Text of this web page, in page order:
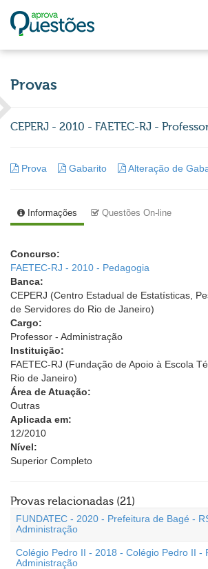
Provas
CEPERJ - 2010 - FAETEC-RJ -
Prova Gabarito Alteração de
Informações Questões On-line
Concurso:
FAETEC-RJ - 2010 - Pedagogia
Banca:
CEPERJ (Centro Estadual de Estatísticas,
de Servidores do Rio de Janeiro)
Cargo:
Professor - Administração
Instituição:
FAETEC-RJ (Fundação de Apoio à Escola
Rio de Janeiro)
Área de Atuação:
Outras
Aplicada em:
12/2010
Nível:
Superior Completo
Provas relacionadas (21)
FUNDATEC - 2020 - Prefeitura de Bagé -
Administração
Colégio Pedro II - 2018 - Colégio Pedro II -
Administração